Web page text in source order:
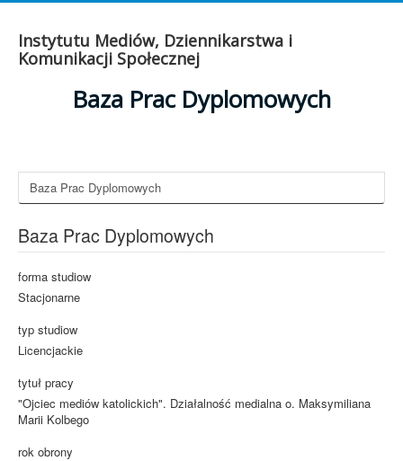
Instytutu Mediów, Dziennikarstwa i
Komunikacji Społecznej
Baza Prac Dyplomowych
Baza Prac Dyplomowych
Baza Prac Dyplomowych
forma studiow
Stacjonarne
typ studiow
Licencjackie
tytuł pracy
"Ojciec mediów katolickich". Działalność medialna o. Maksymiliana
Marii Kolbego
rok obrony